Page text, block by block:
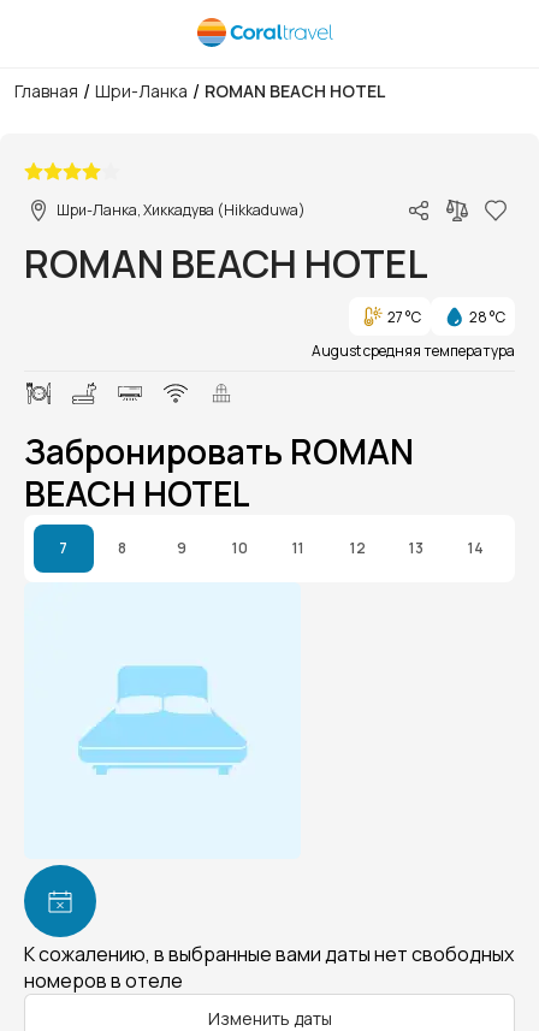
Главная / Шри-Ланка / ROMAN BEACH HOTEL
Шри-Ланка, Хиккадува (Hikkaduwa)
ROMAN BEACH HOTEL
27 °C
28 °C
August средняя температура
Забронировать ROMAN
BEACH HOTEL
7 8 9 10 11 12 13 14
К сожалению, в выбранные вами даты нет свободных
номеров в отеле
Изменить даты